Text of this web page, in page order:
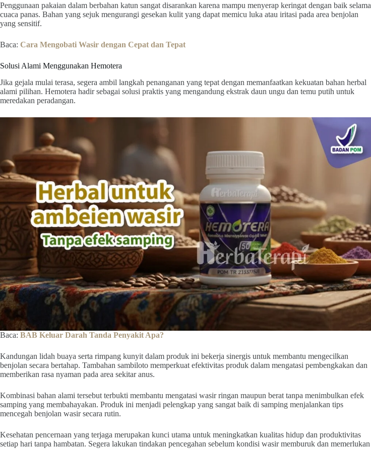
Penggunaan pakaian dalam berbahan katun sangat disarankan karena mampu menyerap keringat dengan baik selama
cuaca panas. Bahan yang sejuk mengurangi gesekan kulit yang dapat memicu luka atau iritasi pada area benjolan
yang sensitif.
Baca: Cara Mengobati Wasir dengan Cepat dan Tepat
Solusi Alami Menggunakan Hemotera
Jika gejala mulai terasa, segera ambil langkah penanganan yang tepat dengan memanfaatkan kekuatan bahan herbal
alami pilihan. Hemotera hadir sebagai solusi praktis yang mengandung ekstrak daun ungu dan temu putih untuk
meredakan peradangan.
Baca: BAB Keluar Darah Tanda Penyakit Apa?
Kandungan lidah buaya serta rimpang kunyit dalam produk ini bekerja sinergis untuk membantu mengecilkan
benjolan secara bertahap. Tambahan sambiloto memperkuat efektivitas produk dalam mengatasi pembengkakan dan
memberikan rasa nyaman pada area sekitar anus.
Kombinasi bahan alami tersebut terbukti membantu mengatasi wasir ringan maupun berat tanpa menimbulkan efek
samping yang membahayakan. Produk ini menjadi pelengkap yang sangat baik di samping menjalankan tips
mencegah benjolan wasir secara rutin.
Kesehatan pencernaan yang terjaga merupakan kunci utama untuk meningkatkan kualitas hidup dan produktivitas
setiap hari tanpa hambatan. Segera lakukan tindakan pencegahan sebelum kondisi wasir memburuk dan memerlukan